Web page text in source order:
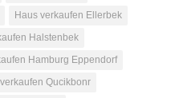
Haus verkaufen Ellerbek
Halstenbek
Hamburg Eppendorf
Qucikbonr